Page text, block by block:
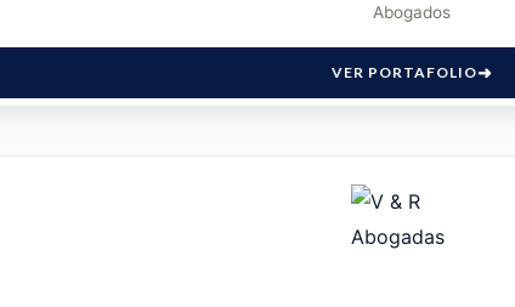
Abogados
VER PORTAFOLIO